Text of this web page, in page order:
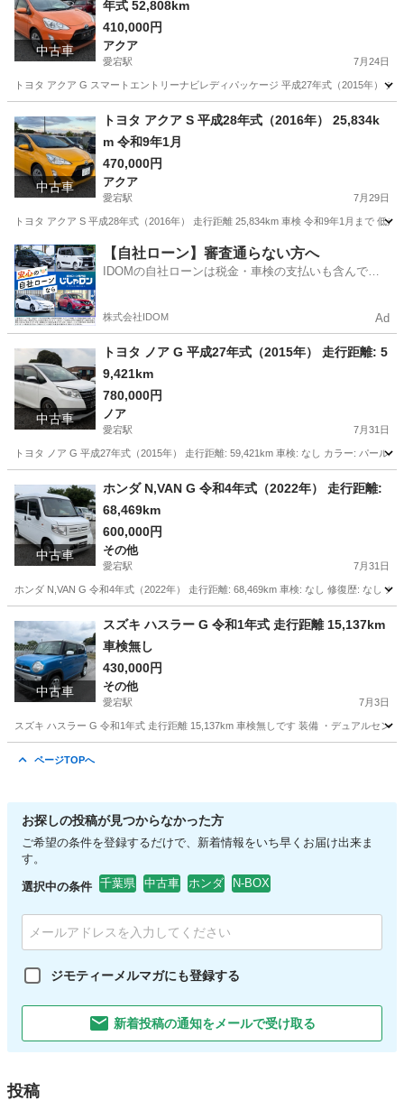
中古車
年式 52,808km
410,000円
アクア
愛宕駅 7月24日
トヨタ アクア G スマートエントリーナビレディパッケージ 平成27年式（2015年）
愛宕駅 走行距離
中古車
トヨタ アクア S 平成28年式（2016年） 25,834k
m 令和9年1月
470,000円
アクア
愛宕駅 7月29日
トヨタ アクア S 平成28年式（2016年） 走行距離 25,834km 車検 令和9年1月まで 低
千葉 野田市 愛宕駅 アクア 走行距離
【自社ローン】審査通らない方へ
IDOMの自社ローンは税金・車検の支払いも含んでい
株式会社IDOM Ad
中古車
トヨタ ノア G 平成27年式（2015年） 走行距離: 5
9,421km
780,000円
ノア
愛宕駅 7月31日
トヨタ ノア G 平成27年式（2015年） 走行距離: 59,421km 車検: なし カラー: パール
愛宕駅 走行距離
中古車
ホンダ N,VAN G 令和4年式（2022年） 走行距離:
68,469km
600,000円
その他
愛宕駅 7月31日
ホンダ N,VAN G 令和4年式（2022年） 走行距離: 68,469km 車検: なし 修復歴: なし
愛宕駅 その他 VAN
中古車
スズキ ハスラー G 令和1年式 走行距離 15,137km
車検無し
430,000円
その他
愛宕駅 7月3日
スズキ ハスラー G 令和1年式 走行距離 15,137km 車検無しです 装備 ・デュアルセン
ページTOPへ
お探しの投稿が見つからなかった方
ご希望の条件を登録するだけで、新着情報をいち早くお届け出来ま
す。
選択中の条件 千葉県 中古車 ホンダ N-BOX
ジモティーメルマガにも登録する
新着投稿の通知をメールで受け取る
投稿